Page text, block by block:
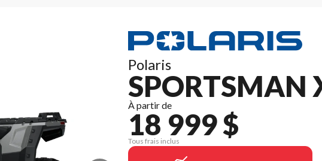
Polaris
SPORTSMAN
À partir de
18 999 $
Tous frais inclus